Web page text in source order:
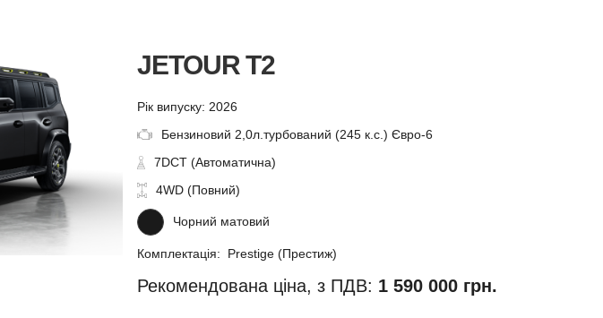
JETOUR T2
Рік випуску: 2026
Бензиновий 2,0л.турбований (245 к.с.) Євро-6
7DCT (Автоматична)
4WD (Повний)
Чорний матовий
Комплектація: Prestige (Престиж)
Рекомендована ціна, з ПДВ: 1 590 000 грн.